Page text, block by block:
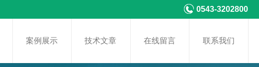
0543-3202800
案例展示 技术文章 在线留言 联系我们